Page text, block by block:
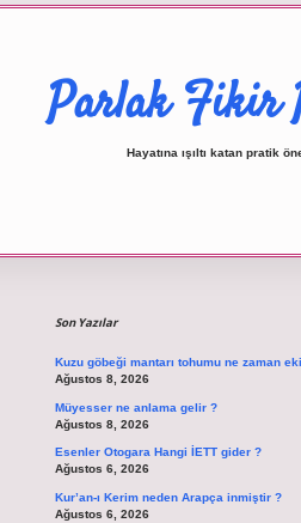
Parlak Fikir
Hayatına ışıltı katan pratik
Son Yazılar
Kuzu göbeği mantarı tohumu ne zaman
Ağustos 8, 2026
Müyesser ne anlama gelir ?
Ağustos 8, 2026
Esenler Otogara Hangi İETT gider ?
Ağustos 6, 2026
Kur’an-ı Kerim neden Arapça inmiştir ?
Ağustos 6, 2026